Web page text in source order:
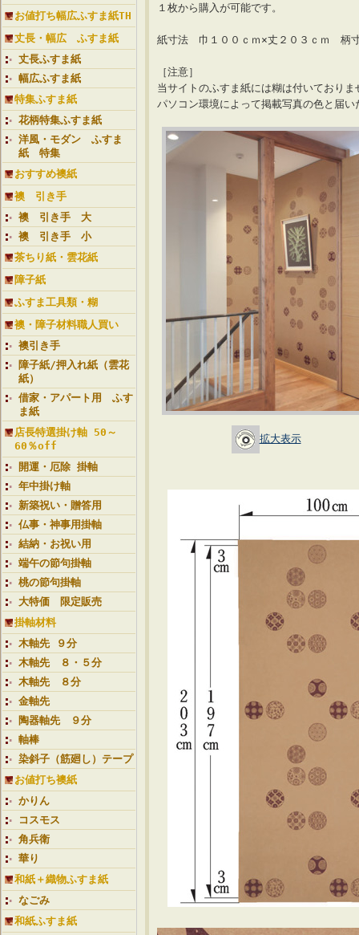
お値打ち幅広ふすま紙TH
丈長・幅広 ふすま紙
丈長ふすま紙
幅広ふすま紙
特集ふすま紙
花柄特集ふすま紙
洋風・モダン ふすま
紙 特集
おすすめ襖紙
襖 引き手
襖 引き手 大
襖 引き手 小
茶ちり紙・雲花紙
障子紙
ふすま工具類・糊
襖・障子材料職人買い
襖引き手
障子紙/押入れ紙（雲花
紙）
借家・アパート用 ふす
ま紙
店長特選掛け軸 50～
60％off
開運・厄除 掛軸
年中掛け軸
新築祝い・贈答用
仏事・神事用掛軸
結納・お祝い用
端午の節句掛軸
桃の節句掛軸
大特価 限定販売
掛軸材料
木軸先 ９分
木軸先 ８・５分
木軸先 ８分
金軸先
陶器軸先 ９分
軸棒
染斜子（筋廻し）テープ
お値打ち襖紙
かりん
コスモス
角兵衛
華り
和紙＋織物ふすま紙
なごみ
和紙ふすま紙
１枚から購入が可能です。
紙寸法 巾１００ｃｍ×丈２０３ｃｍ 柄
［注意］
当サイトのふすま紙には糊は付いておりま
パソコン環境によって掲載写真の色と届
拡大表示